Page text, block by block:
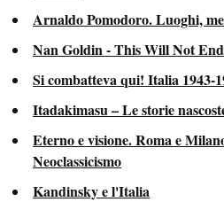
Arnaldo Pomodoro. Luoghi,
Nan Goldin - This Will Not
Si combatteva qui! Italia 1943-
Itadakimasu – Le storie
Eterno e visione. Roma e
Neoclassicismo
Kandinsky e l'Italia